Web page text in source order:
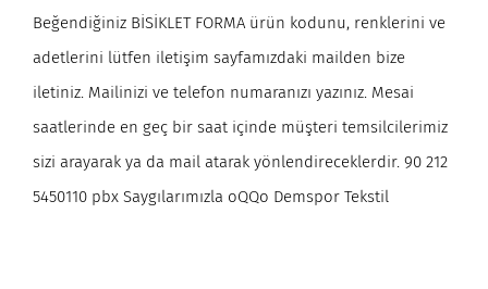
Beğendiğiniz BİSİKLET FORMA ürün kodunu, renklerini ve
adetlerini lütfen iletişim sayfamızdaki mailden bize
iletiniz. Mailinizi ve telefon numaranızı yazınız. Mesai
saatlerinde en geç bir saat içinde müşteri temsilcilerimiz
sizi arayarak ya da mail atarak yönlendireceklerdir. 90 212
5450110 pbx Saygılarımızla oQQo Demspor Tekstil